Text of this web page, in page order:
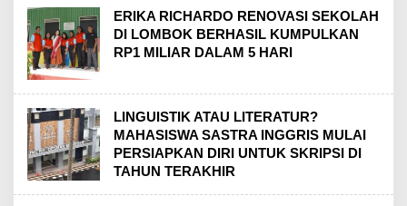
ERIKA RICHARDO RENOVASI SEKOLAH
DI LOMBOK BERHASIL KUMPULKAN
RP1 MILIAR DALAM 5 HARI
LINGUISTIK ATAU LITERATUR?
MAHASISWA SASTRA INGGRIS MULAI
PERSIAPKAN DIRI UNTUK SKRIPSI DI
TAHUN TERAKHIR